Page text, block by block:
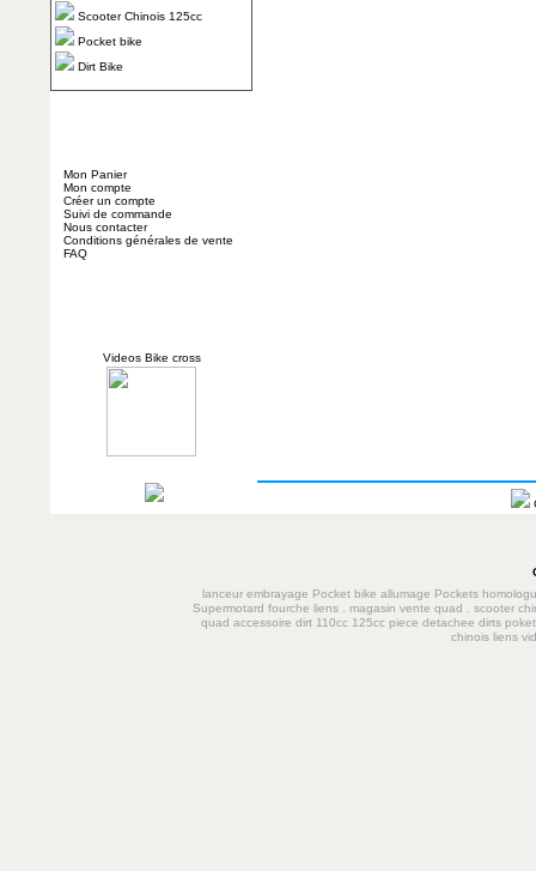
Scooter Chinois 125cc
Pocket bike
Dirt Bike
Mon Panier
Mon compte
Créer un compte
Suivi de commande
Nous contacter
Conditions générales de vente
FAQ
Videos Bike cross
lanceur embrayage Pocket bike allumage Pockets
Supermotard fourche liens magasin vente quad
scooter
quad accessoire dirt 110cc 125cc piece detachee dirts
chinois liens